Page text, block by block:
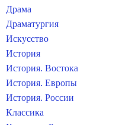
Драма
Драматургия
Искусство
История
История. Востока
История. Европы
История. России
Классика